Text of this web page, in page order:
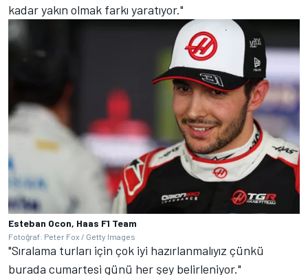
kadar yakın olmak farkı yaratıyor."
Esteban Ocon, Haas F1 Team
Fotoğraf: Peter Fox / Getty Images
"Sıralama turları için çok iyi hazırlanmalıyız çünkü
burada cumartesi günü her şey belirleniyor."